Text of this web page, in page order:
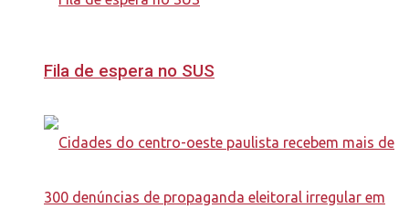
Fila de espera no SUS